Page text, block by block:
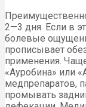
2—3 дня. Если в
болевые
прописывает
применения.
«Ауробина» или
медпрепаратов,
промывать